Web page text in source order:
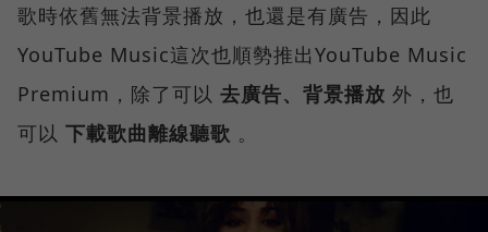
歌時依舊無法背景播放，也還是有廣告，因此
YouTube Music這次也順勢推出YouTube Music
Premium，除了可以 去廣告、背景播放 外，也
可以 下載歌曲離線聽歌 。